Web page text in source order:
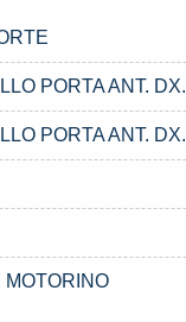
PORTA ANT. DX.
PORTA ANT. DX.
MOTORINO